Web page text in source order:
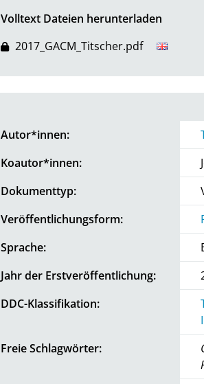
Volltext Dateien herunterladen
2017_GACM_Titscher.pdf
Autor*innen:
Koautor*innen:
Dokumenttyp:
Veröffentlichungsform:
Sprache:
Jahr der Erstveröffentlichung:
DDC-Klassifikation:
Freie Schlagwörter: